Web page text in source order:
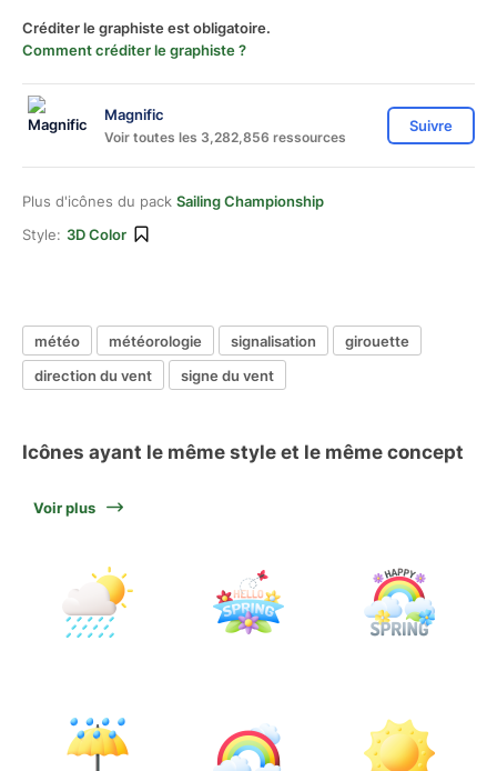
Créditer le graphiste est obligatoire.
Comment créditer le graphiste ?
Magnific
Voir toutes les 3,282,856 ressources
Suivre
Plus d'icônes du pack Sailing Championship
Style: 3D Color
météo météorologie signalisation
girouette
direction du vent
signe du vent
Icônes ayant le même style et le même concept
Voir plus